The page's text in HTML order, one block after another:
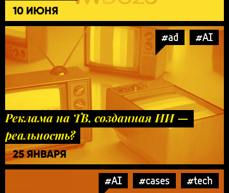
10 ИЮНЯ
#ad #AI
Реклама на ТВ, созданная ИИ —
реальность?
25 ЯНВАРЯ
#AI #cases #tech